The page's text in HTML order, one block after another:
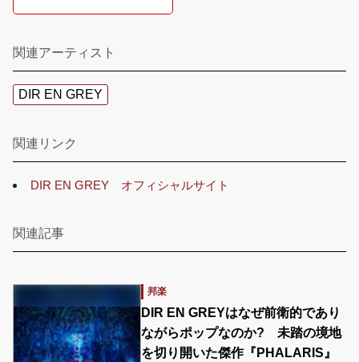
関連アーティスト
DIR EN GREY
関連リンク
DIR EN GREY オフィシャルサイト
関連記事
邦楽
DIR EN GREYはなぜ前衛的であり
ながらポップなのか? 未踏の境地
を切り開いた傑作『PHALARIS』